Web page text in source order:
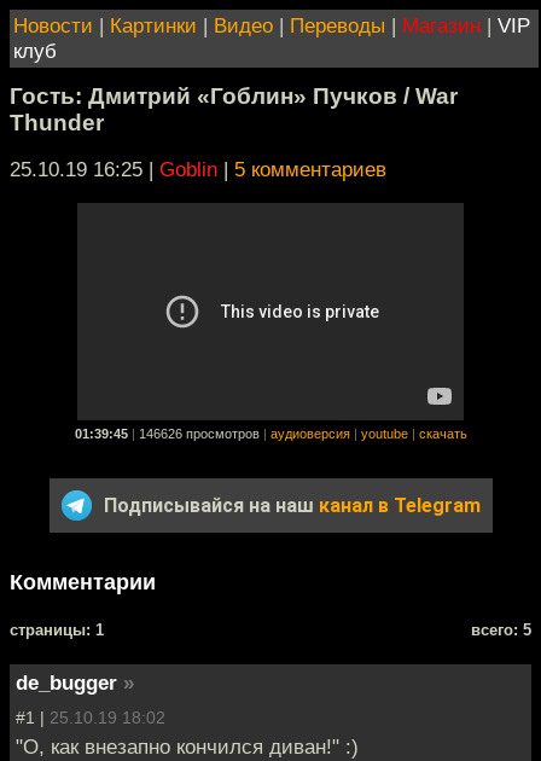
Новости | Картинки | Видео | Переводы | Магазин | VIP
клуб
Гость: Дмитрий «Гоблин» Пучков / War
Thunder
25.10.19 16:25 | Goblin | 5 комментариев
01:39:45 146626 просмотров аудиоверсия youtube скачать
Подписывайся на наш канал в Telegram
Комментарии
cтраницы: 1 всего: 5
de_bugger »
#1 | 25.10.19 18:02
"О, как внезапно кончился диван!" :)